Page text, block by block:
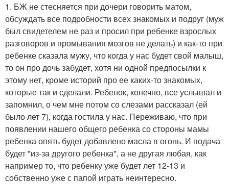
1. БЖ не стесняется при дочери говорить матом,
обсуждать все подробности всех знакомых и подруг (муж
был свидетелем не раз и просил при ребенке взрослых
разговоров и промывания мозгов не делать) и как-то при
ребенке сказала мужу, что когда у нас будет свой малыш,
то он про дочь забудет, хотя ни одной предпосылки к
этому нет, кроме историй про ее каких-то знакомых,
которые так и сделали. Ребенок, конечно, все услышал и
запомнил, о чем мне потом со слезами рассказал (ей
было лет 7), когда гостила у нас. Переживаю, что при
появлении нашего общего ребенка со стороны мамы
ребенка опять будет добавлено масла в огонь. И подача
будет "из-за другого ребенка", а не другая любая, как
например то, что ребенку уже будет лет 12-13 и
собственно уже с папой играть неинтересно.